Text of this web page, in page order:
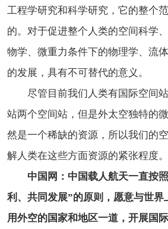
工程学研究和科学研究，它的整个
的。对于促进整个人类的空间科学
物学、微重力条件下的物理学、流
的发展，具有不可替代的意义。
尽管目前我们人类有国际空间
站两个空间站，但是外太空独特的
然是一个稀缺的资源，所以我们的
解人类在这些方面资源的紧张程度。
中国网：中国载人航天一直按
利、共同发展”的原则，愿意与世界
用外空的国家和地区一道，开展国